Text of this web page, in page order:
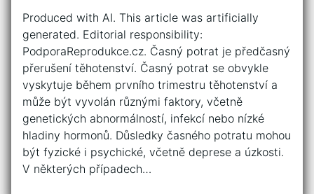
Produced with AI. This article was artificially
generated. Editorial responsibility:
PodporaReprodukce.cz. Časný potrat je předčasný
přerušení těhotenství. Časný potrat se obvykle
vyskytuje během prvního trimestru těhotenství a
může být vyvolán různými faktory, včetně
genetických abnormálností, infekcí nebo nízké
hladiny hormonů. Důsledky časného potratu mohou
být fyzické i psychické, včetně deprese a úzkosti.
V některých případech…